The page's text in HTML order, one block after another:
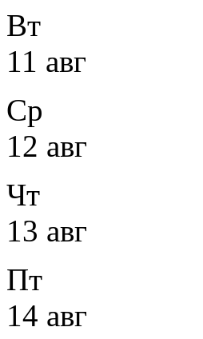
Вт
11 авг
Ср
12 авг
Чт
13 авг
Пт
14 авг